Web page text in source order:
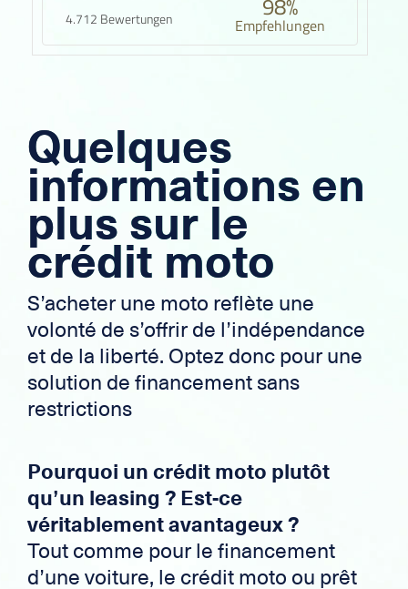
4.712 Bewertungen Empfehlungen
Quelques
informations en
plus sur le
crédit moto
S’acheter une moto reflète une
volonté de s’offrir de l’indépendance
et de la liberté. Optez donc pour une
solution de financement sans
restrictions
Pourquoi un crédit moto plutôt
qu’un leasing ? Est-ce
véritablement avantageux ?
Tout comme pour le financement
d’une voiture, le crédit moto ou prêt